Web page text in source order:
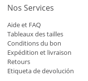
Nos Services
Aide et FAQ
Tableaux des tailles
Conditions du bon
Expédition et livraison
Retours
Etiqueta de devolución